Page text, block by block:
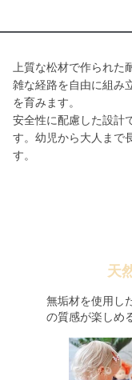
上質な松材で作られ
雑な経路を自由に組み
を育みます。
安全性に配慮した設計
す。幼児から大人まで
す。
天
無垢材を使用し
の質感が楽しめ